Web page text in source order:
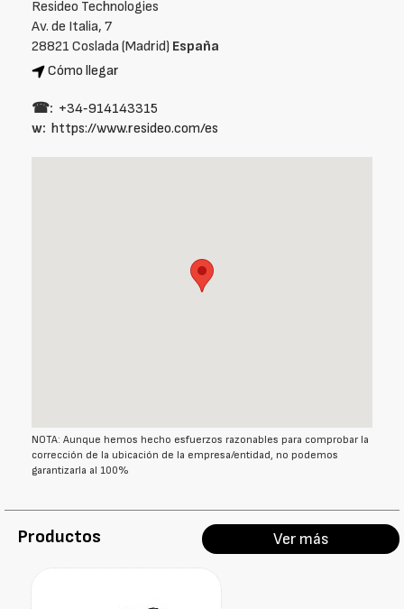
Resideo Technologies
Av. de Italia, 7
28821 Coslada (Madrid) España
Cómo llegar
☎: +34‑914143315
w: https://www.resideo.com/es
NOTA: Aunque hemos hecho esfuerzos razonables para comprobar la
corrección de la ubicación de la empresa/entidad, no podemos
garantizarla al 100%
Productos Ver más